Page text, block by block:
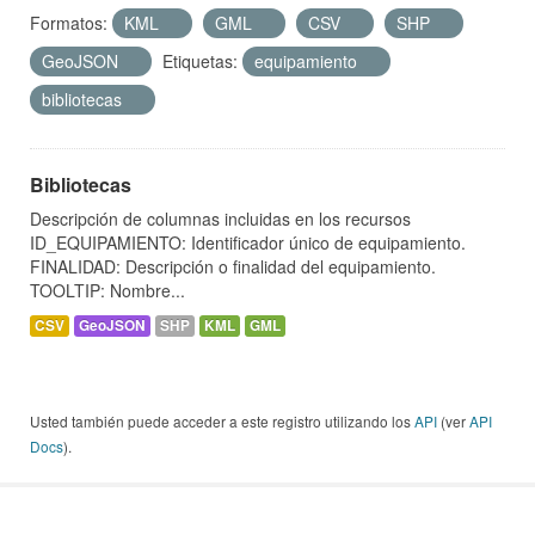
Formatos: KML GML CSV
SHP
GeoJSON
Etiquetas:
equipamiento
bibliotecas
Bibliotecas
Descripción de columnas incluidas en los recursos
ID_EQUIPAMIENTO: Identificador único de equipamiento.
FINALIDAD: Descripción o finalidad del equipamiento.
TOOLTIP: Nombre...
CSV GeoJSON SHP KML GML
Usted también puede acceder a este registro utilizando losAPI (verAPI
Docs).